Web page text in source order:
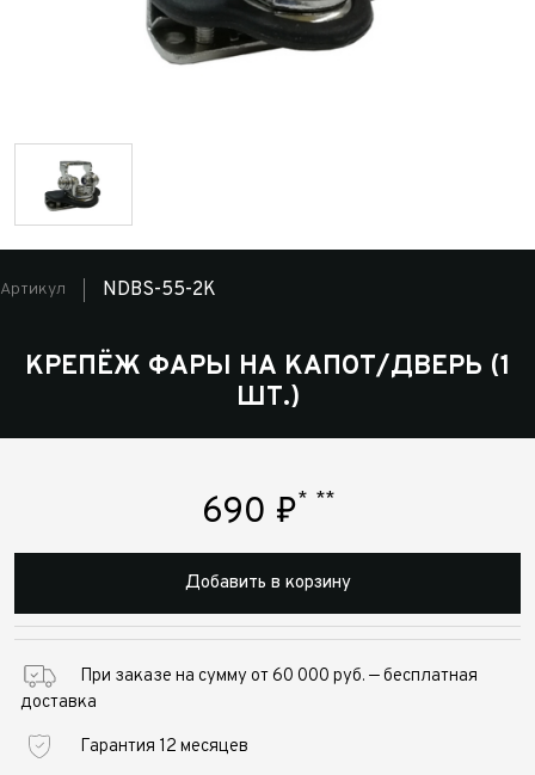
Артикул NDBS-55-2K
КРЕПЁЖ ФАРЫ НА КАПОТ/ДВЕРЬ (1
ШТ.)
690 ₽* **
Добавить в корзину
При заказе на сумму от 60 000 руб. — бесплатная
доставка
Гарантия 12 месяцев